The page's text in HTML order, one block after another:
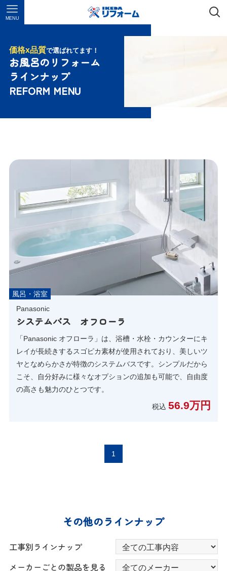
MENU
価格x品質で選ばれてます！
お風呂のリフォーム
ラインナップ
REFORM MENU
風呂・浴室
Panasonic
システムバス オフローラ
「Panasonic オフローラ」は、浴槽・水栓・カウンターにキ
レイが長続きするスゴピカ素材が使用されており、美しいツ
ヤとなめらかさが特徴のシステムバスです。シンプルだから
こそ、自分好みに様々なオプションの追加も可能で、自由度
の高さも魅力のひとつです。
税込56.9万円
1
その他のラインナップ
工事別ラインナップ
メーカーごとの製品を見る